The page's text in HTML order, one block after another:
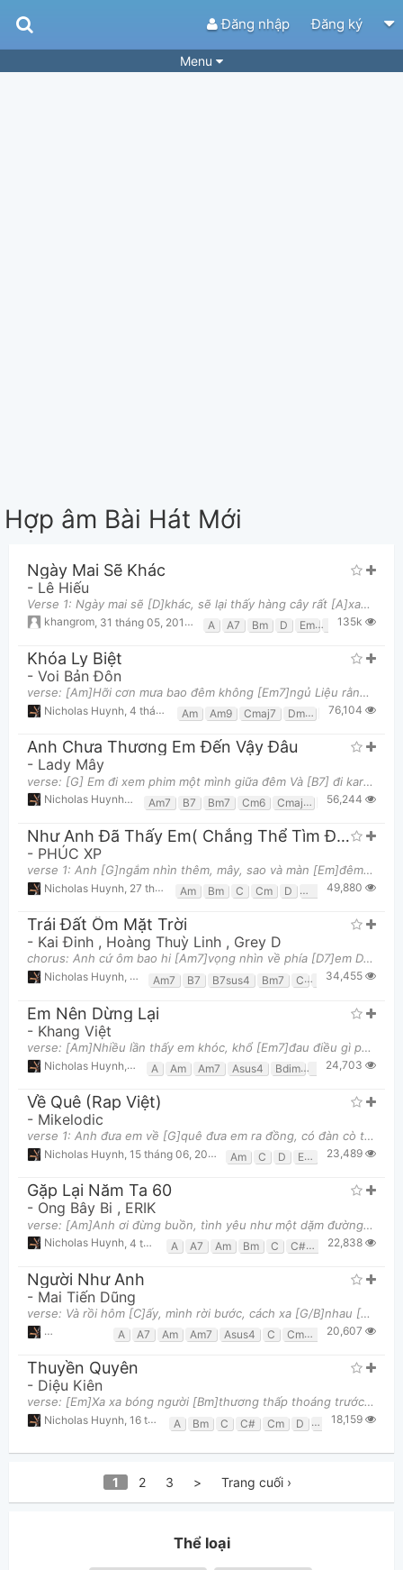
Đăng nhập Đăng ký
Menu
Hợp âm Bài Hát Mới
Ngày Mai Sẽ Khác
- Lê Hiếu
Verse 1: Ngày mai sẽ [D]khác, sẽ lại thấy hàng cây rất [A]xanh Sẽ lại thấy ngọn gió rất [Bm]tron
khangrom 31 tháng 05, 2019 lúc 08:20am A A7 Bm D Em F#m G
135k
Khóa Ly Biệt
- Voi Bản Đôn
verse: [Am]Hỡi cơn mưa bao đêm không [Em7]ngủ Liệu rằng xa [Dm7]cách bao lâu thì tình sẽ [Am]cũ [
Nicholas Huynh 4 tháng 11, 2023 lúc 01:41am Am Am9 Cmaj7 Dm7 Em7 Fmaj7
76,104
Anh Chưa Thương Em Đến Vậy Đâu
- Lady Mây
verse: [G] Em đi xem phim một mình giữa đêm Và [B7] đi karaoke một mình giữa đêm Để [Cmaj7] biết
Nicholas Huynh, 2 tháng 10, 2022 lúc 08:34am
Am7 B7 Bm7 Cm6 Cmaj7 D Dm7
56,244
Như Anh Đã Thấy Em( Chẳng Thể Tìm Được Em 2)
- PHÚC XP
verse 1: Anh [G]ngắm nhìn thêm, mây, sao và màn [Em]đêm long lanh của anh Anh [Am]lướt nhẹ trên từ
Nicholas Huynh 27 tháng 05, 2022 lúc 08:43am Am Bm C Cm D Dsus4 Em G
49,880
Trái Đất Ôm Mặt Trời
- Kai Đinh , Hoàng Thuỳ Linh , Grey D
chorus: Anh cứ ôm bao hi [Am7]vọng nhìn về phía [D7]em Dù nơi chúng [Gmaj7]ta là ngày với [E7sus4
Nicholas Huynh, 18 tháng 12, 2023 lúc 11:56pm
Am7 B7 B7sus4 Bm7 C D7 E7
34,455
Em Nên Dừng Lại
- Khang Việt
verse: [Am]Nhiều lần thấy em khóc, khổ [Em7]đau điều gì phải không [Dm7]Chẳng cần phải bận [Gsus4]
Nicholas Huynh 2 tháng 07, 2022 lúc 01:30am
A Am Am7 Asus4 Bdim Cmaj7 Dm7
24,703
Về Quê (Rap Việt)
- Mikelodic
verse 1: Anh đưa em về [G]quê đưa em ra đồng, có đàn cò trắng bay Chiếc nón [Em]lá có quai hồng, n
Nicholas Huynh 15 tháng 06, 2023 lúc 06:22am Am C D Em G
23,489
Gặp Lại Năm Ta 60
- Ong Bây Bi , ERIK
verse: [Am]Anh ơi đừng buồn, tình yêu như một dặm đường [C]Đến lúc ta mỏi [D]rồi thì đành [Em]nghỉ
Nicholas Huynh 4 tháng 11, 2023 lúc 02:03am A A7 Am Bm C C#m D E Em
22,838
Người Như Anh
- Mai Tiến Dũng
verse: Và rồi hôm [C]ấy, mình rời bước, cách xa [G/B]nhau [E7]Dẫu hai ta chẳng [Am7]ai giận hờn N
Nicholas Huynh 16 tháng 10, 2022 lúc 03:45am
A A7 Am Am7 Asus4 C Cmaj7 Csus4 D7
20,607
Thuyền Quyên
- Diệu Kiên
verse: [Em]Xa xa bóng người [Bm]thương thấp thoáng trước [C]thềm nhà [D]đang đưa [G]dâu [Em]Nơi đ
Nicholas Huynh, 16 tháng 07, 2022 lúc 11:07pm A Bm C C# Cm D D# Em Fm
18,159
1 2 3 > Trang cuối ›
Thể loại